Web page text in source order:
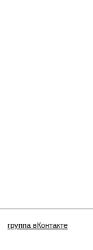
группа вКонтакте